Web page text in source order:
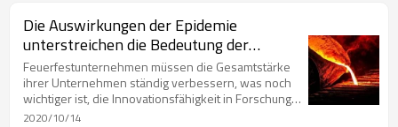
epidemischen Situation immer mehr Freunde
unsere Fabrik besuchen können. Vielen Dank!
Die Auswirkungen der Epidemie
unterstreichen die Bedeutung der
Fähigkeit feuerfester Materialien für die
Entwicklung neuer Produkte
Feuerfestunternehmen müssen die Gesamtstärke
ihrer Unternehmen ständig verbessern, was noch
wichtiger ist, die Innovationsfähigkeit in Forschung
und Entwicklung verbessern und weiterhin neue
2020/10/14